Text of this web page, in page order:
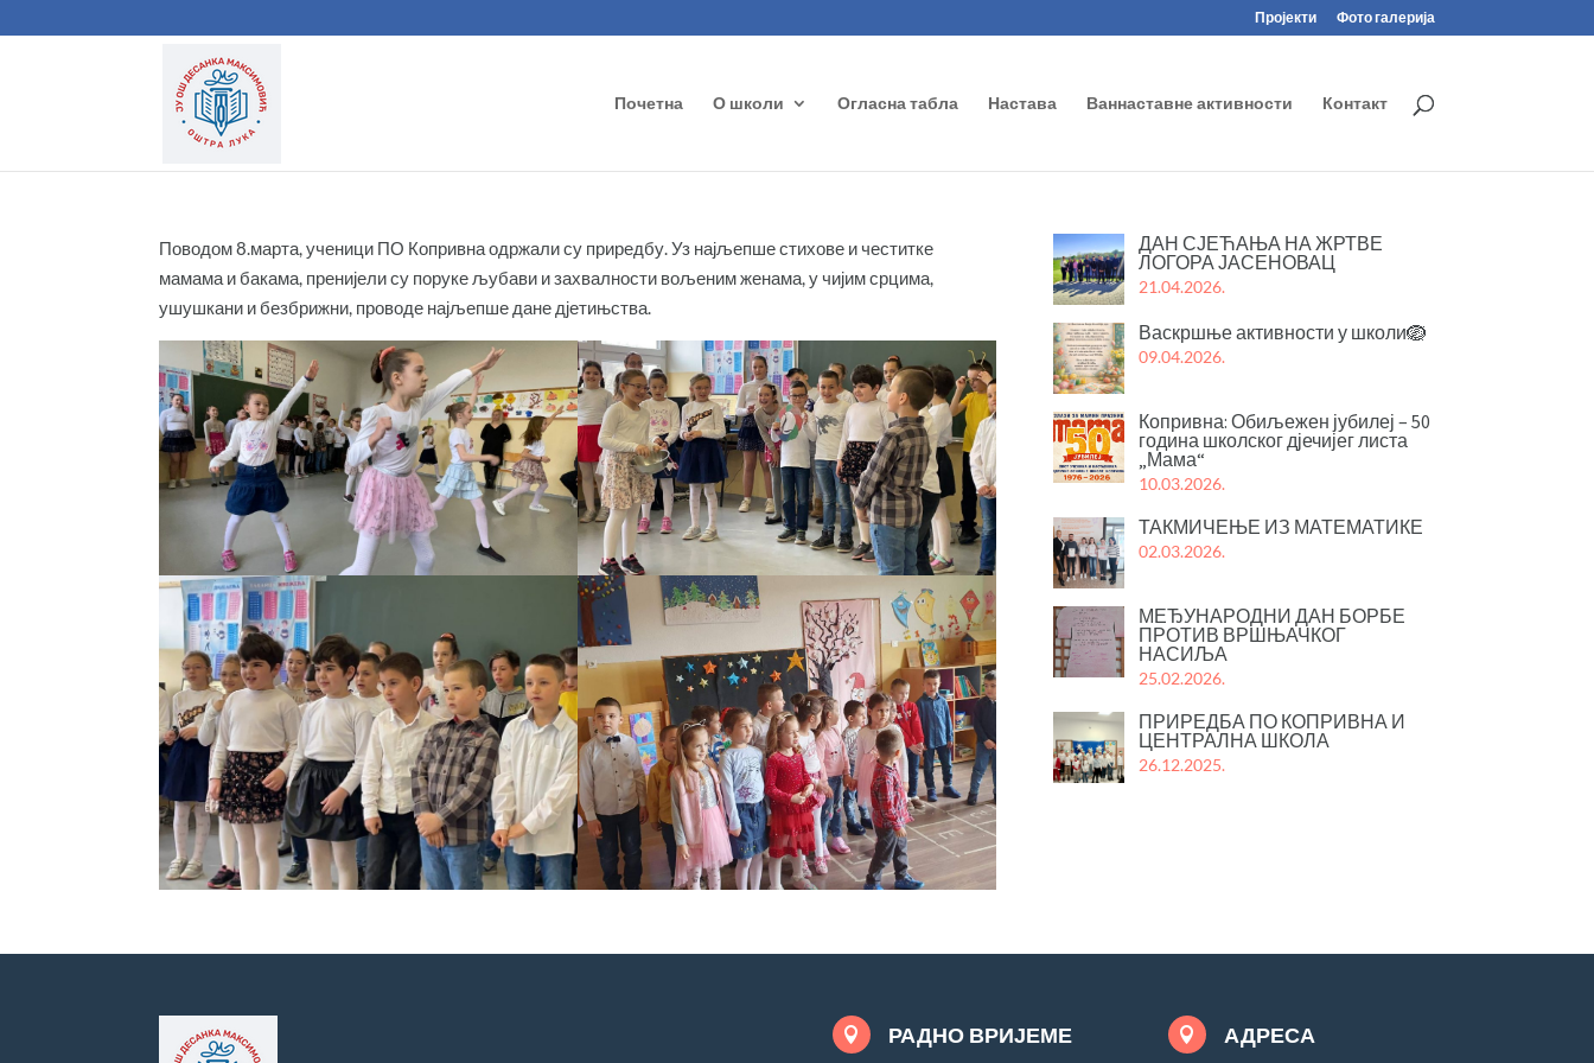
Пројекти Фото галерија
Почетна О школи Огласна табла Настава Ваннаставне активности Контакт
Поводом 8.марта, ученици ПО Копривна одржали су приредбу. Уз најљепше стихове и честитке
мамама и бакама, пренијели су поруке љубави и захвалности вољеним женама, у чијим срцима,
ушушкани и безбрижни, проводе најљепше дане дјетињства.
ДАН СЈЕЋАЊА НА ЖРТВЕ
ЛОГОРА ЈАСЕНОВАЦ
21.04.2026.
Васкршње активности у школи🪺
09.04.2026.
Копривна: Обиљежен јубилеј – 50
година школског дјечијег листа
„Мама“
10.03.2026.
ТАКМИЧЕЊЕ ИЗ МАТЕМАТИКЕ
02.03.2026.
МЕЂУНАРОДНИ ДАН БОРБЕ
ПРОТИВ ВРШЊАЧКОГ
НАСИЉА
25.02.2026.
ПРИРЕДБА ПО КОПРИВНА И
ЦЕНТРАЛНА ШКОЛА
26.12.2025.
 РАДНО ВРИЈЕМЕ  АДРЕСА